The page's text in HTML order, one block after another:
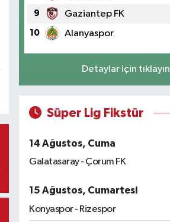
9 Gaziantep FK
10 Alanyaspor
Detaylar için tıklayın
Süper Lig Fikstür
14 Ağustos, Cuma
Galatasaray - Çorum FK
15 Ağustos, Cumartesi
Konyaspor - Rizespor